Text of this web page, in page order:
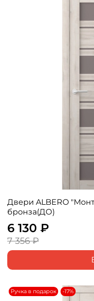
Двери ALBERO
бронза(ДО)
6 130 ₽
7 356 ₽
Ручка в подарок -17%